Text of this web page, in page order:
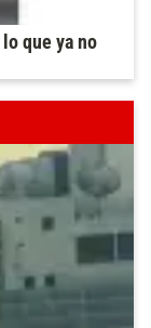
que ya no